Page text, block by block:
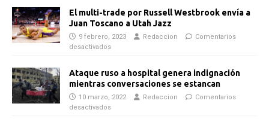
El multi-trade por Russell Westbrook envía a
Juan Toscano a Utah Jazz
9 febrero, 2023 Redaccion
Comentarios
desactivados
Ataque ruso a hospital genera indignación
mientras conversaciones se estancan
10 marzo, 2022 Redaccion
Comentarios
desactivados